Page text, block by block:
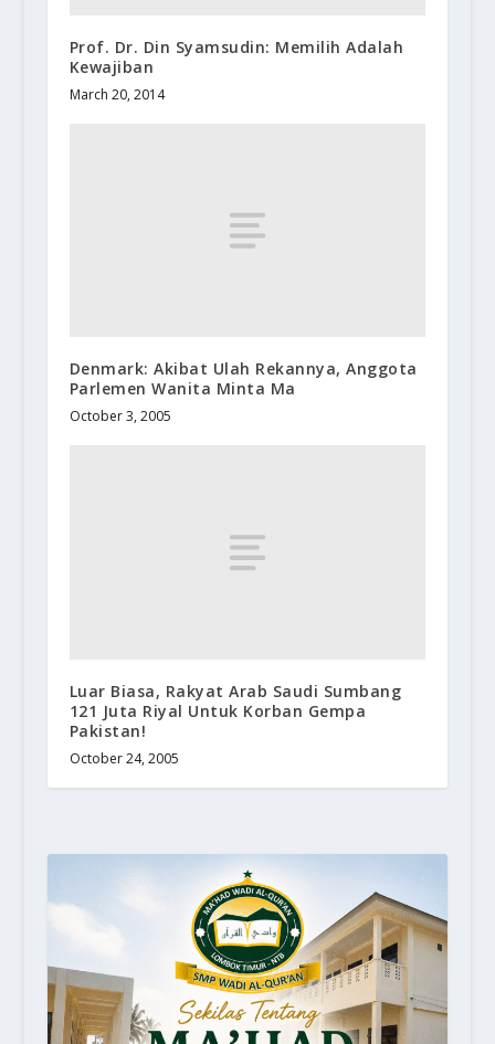
Prof. Dr. Din Syamsudin: Memilih Adalah
Kewajiban
March 20, 2014
Denmark: Akibat Ulah Rekannya, Anggota
Parlemen Wanita Minta Ma
October 3, 2005
Luar Biasa, Rakyat Arab Saudi Sumbang
121 Juta Riyal Untuk Korban Gempa
Pakistan!
October 24, 2005